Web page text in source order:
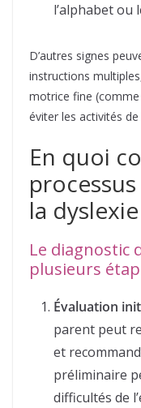
l’alphabet ou
D’autres signes
instructions
motrice fine
éviter les activités de
En quoi
la dyslexie
Le diagnostic
plusieurs
Évaluation
parent peut
et
préliminaire
difficultés de